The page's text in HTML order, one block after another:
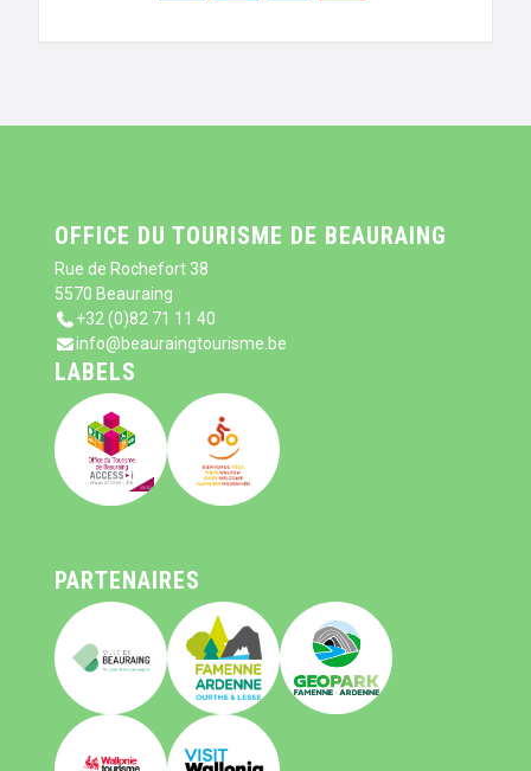
OFFICE DU TOURISME DE BEAURAING
Rue de Rochefort 38
5570 Beauraing
+32 (0)82 71 11 40
info@beauraingtourisme.be
LABELS
PARTENAIRES